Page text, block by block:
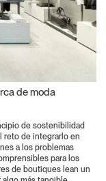
de moda
de sostenibilidad
reto de integrarlo en
a los problemas
para los
de boutiques lean un